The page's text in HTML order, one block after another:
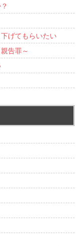
げてもらいたい
告罪～